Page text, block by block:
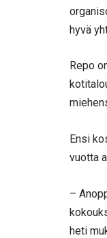
hyvä
Repo
Ensi
vuotta
–
heti